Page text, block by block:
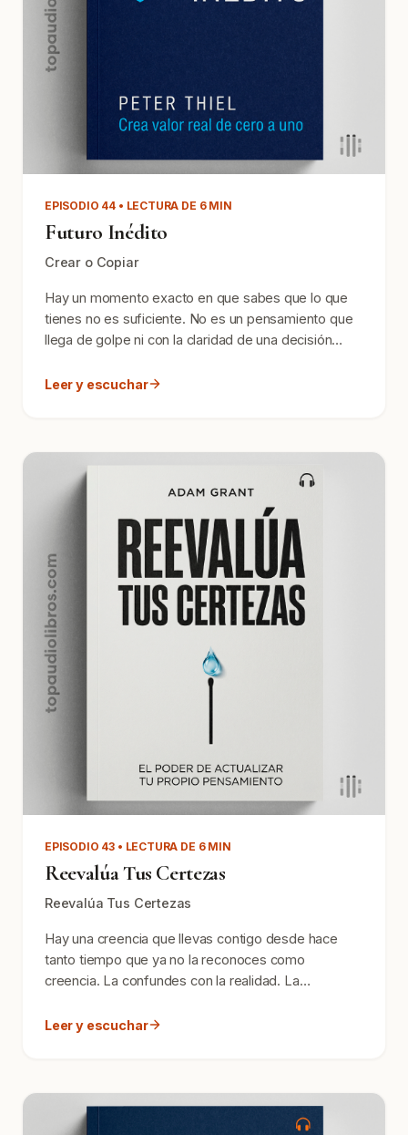
EPISODIO 44 • LECTURA DE 6 MIN
Futuro Inédito
Crear o Copiar
Hay un momento exacto en que sabes que lo que
tienes no es suficiente. No es un pensamiento que
llega de golpe ni con la claridad de una decisión
Leer y escuchar
EPISODIO 43 • LECTURA DE 6 MIN
Reevalúa Tus Certezas
Reevalúa Tus Certezas
Hay una creencia que llevas contigo desde hace
tanto tiempo que ya no la reconoces como
creencia. La confundes con la realidad. La
Leer y escuchar